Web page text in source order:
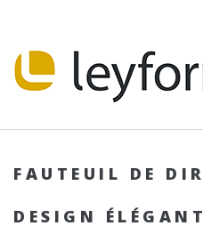
FAUTEUIL DE
DESIGN